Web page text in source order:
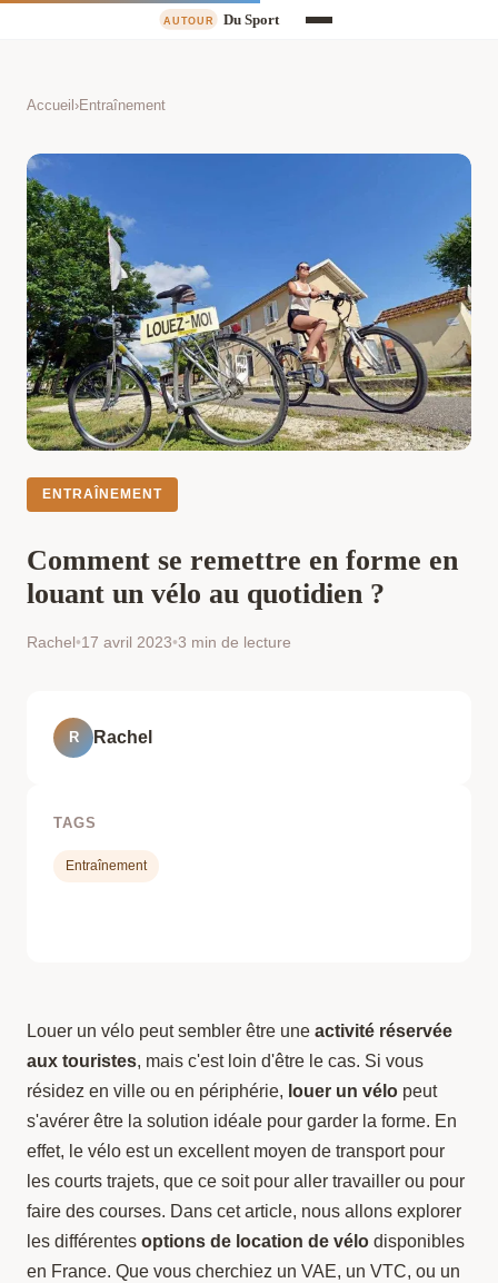
Accueil ›Entraînement
ENTRAÎNEMENT
Comment se remettre en forme en
louant un vélo au quotidien ?
Rachel•17 avril 2023•3 min de lecture
Louer un vélo peut sembler être une activité réservée
aux touristes, mais c'est loin d'être le cas. Si vous
résidez en ville ou en périphérie, louer un vélo peut
s'avérer être la solution idéale pour garder la forme. En
effet, le vélo est un excellent moyen de transport pour
les courts trajets, que ce soit pour aller travailler ou pour
faire des courses. Dans cet article, nous allons explorer
les différentes options de location de vélo disponibles
en France. Que vous cherchiez un VAE, un VTC, ou un
R Rachel
TAGS
Entraînement